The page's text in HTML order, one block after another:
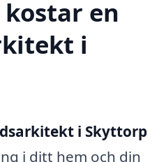
en
i
i Skyttorp
i ditt hem och din